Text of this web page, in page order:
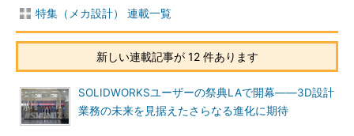
特集（メカ設計） 連載一覧
新しい連載記事が 12 件あります
SOLIDWORKSユーザーの祭典LAで開幕――3D設計
業務の未来を見据えたさらなる進化に期待